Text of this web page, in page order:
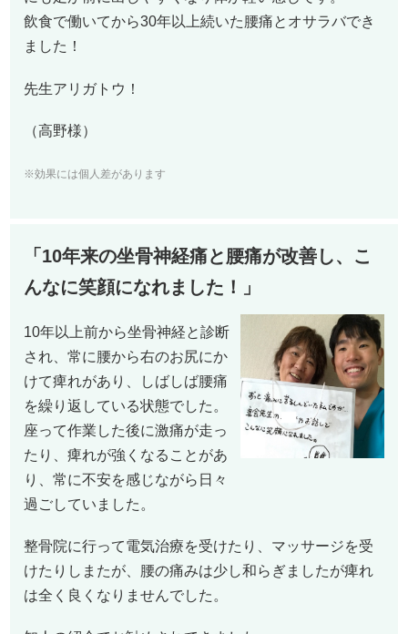
飲食で働いてから30年以上続いた腰痛とオサラバでき
ました！
先生アリガトウ！
（高野様）
※効果には個人差があります
「10年来の坐骨神経痛と腰痛が改善し、こ
んなに笑顔になれました！」
10年以上前から坐骨神経と診断
され、常に腰から右のお尻にか
けて痺れがあり、しばしば腰痛
を繰り返している状態でした。
座って作業した後に激痛が走っ
たり、痺れが強くなることがあ
り、常に不安を感じながら日々
過ごしていました。
整骨院に行って電気治療を受けたり、マッサージを受
けたりしまたが、腰の痛みは少し和らぎましたが痺れ
は全く良くなりませんでした。